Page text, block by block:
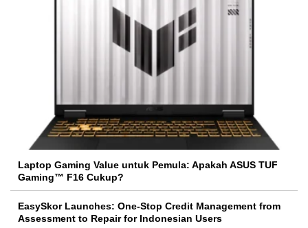
Laptop Gaming Value untuk Pemula: Apakah ASUS TUF
Gaming™ F16 Cukup?
EasySkor Launches: One-Stop Credit Management from
Assessment to Repair for Indonesian Users